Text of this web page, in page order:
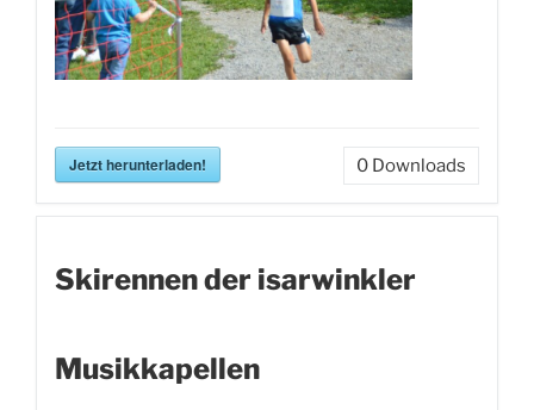
Jetzt herunterladen! 0 Downloads
Skirennen der isarwinkler
Musikkapellen